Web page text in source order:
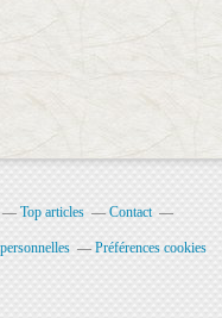
Top articles Contact
Préférences cookies